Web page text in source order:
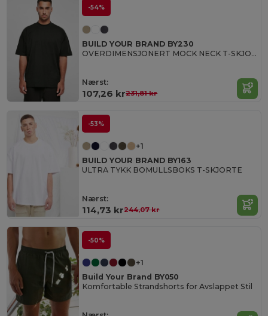
-54%
BUILD YOUR BRAND BY230
OVERDIMENSJONERT MOCK NECK T-SKJORTE
Nærst:
107,26 kr231,81 kr
-53%
+1
BUILD YOUR BRAND BY163
ULTRA TYKK BOMULLSBOKS T-SKJORTE
Nærst:
114,73 kr244,07 kr
-50%
+1
Build Your Brand BY050
Komfortable Strandshorts for Avslappet Stil